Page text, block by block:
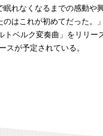
れなくなるまでの感動や
はこれが初めてだった。
トベルク変奏曲」をリリ
スが予定されている。